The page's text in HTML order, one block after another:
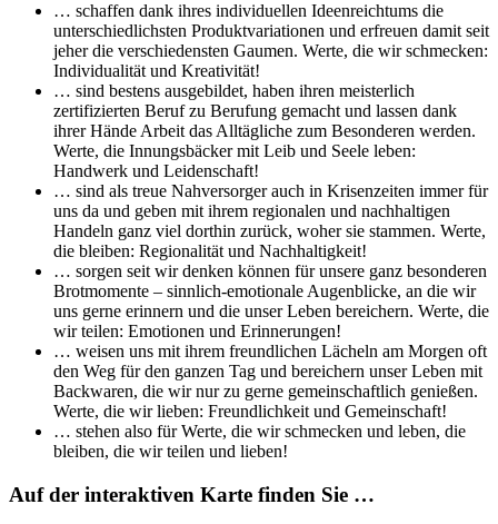
… schaffen dank ihres individuellen Ideenreichtums die
unterschiedlichsten Produktvariationen und erfreuen damit seit
jeher die verschiedensten Gaumen. Werte, die wir schmecken:
Individualität und Kreativität!
… sind bestens ausgebildet, haben ihren meisterlich
zertifizierten Beruf zu Berufung gemacht und lassen dank
ihrer Hände Arbeit das Alltägliche zum Besonderen werden.
Werte, die Innungsbäcker mit Leib und Seele leben:
Handwerk und Leidenschaft!
… sind als treue Nahversorger auch in Krisenzeiten immer für
uns da und geben mit ihrem regionalen und nachhaltigen
Handeln ganz viel dorthin zurück, woher sie stammen. Werte,
die bleiben: Regionalität und Nachhaltigkeit!
… sorgen seit wir denken können für unsere ganz besonderen
Brotmomente – sinnlich-emotionale Augenblicke, an die wir
uns gerne erinnern und die unser Leben bereichern. Werte, die
wir teilen: Emotionen und Erinnerungen!
… weisen uns mit ihrem freundlichen Lächeln am Morgen oft
den Weg für den ganzen Tag und bereichern unser Leben mit
Backwaren, die wir nur zu gerne gemeinschaftlich genießen.
Werte, die wir lieben: Freundlichkeit und Gemeinschaft!
… stehen also für Werte, die wir schmecken und leben, die
bleiben, die wir teilen und lieben!
Auf der interaktiven Karte finden Sie …